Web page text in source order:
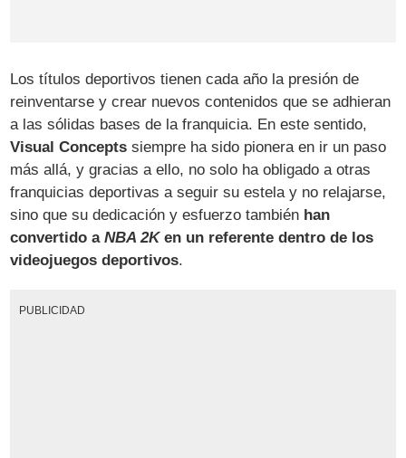
Los títulos deportivos tienen cada año la presión de
reinventarse y crear nuevos contenidos que se adhieran
a las sólidas bases de la franquicia. En este sentido,
Visual Concepts siempre ha sido pionera en ir un paso
más allá, y gracias a ello, no solo ha obligado a otras
franquicias deportivas a seguir su estela y no relajarse,
sino que su dedicación y esfuerzo también han
convertido aNBA 2Ken un referente dentro de los
videojuegos deportivos.
PUBLICIDAD